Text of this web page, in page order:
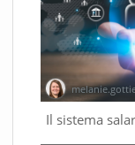
06:55 duration